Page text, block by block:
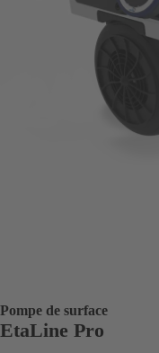
Pompe de surface
EtaLine Pro